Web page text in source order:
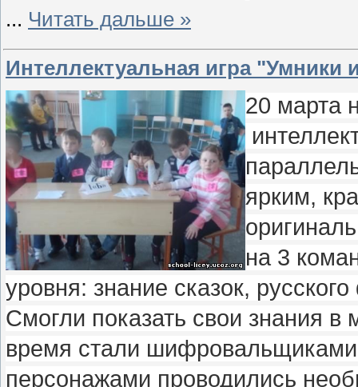
... Читать дальше »
Интеллектуальная игра "Умники
20 марта
ярким,
на 3
уровня: знание сказок,
Смогли показать свои знания в
время стали
персонажами проводились